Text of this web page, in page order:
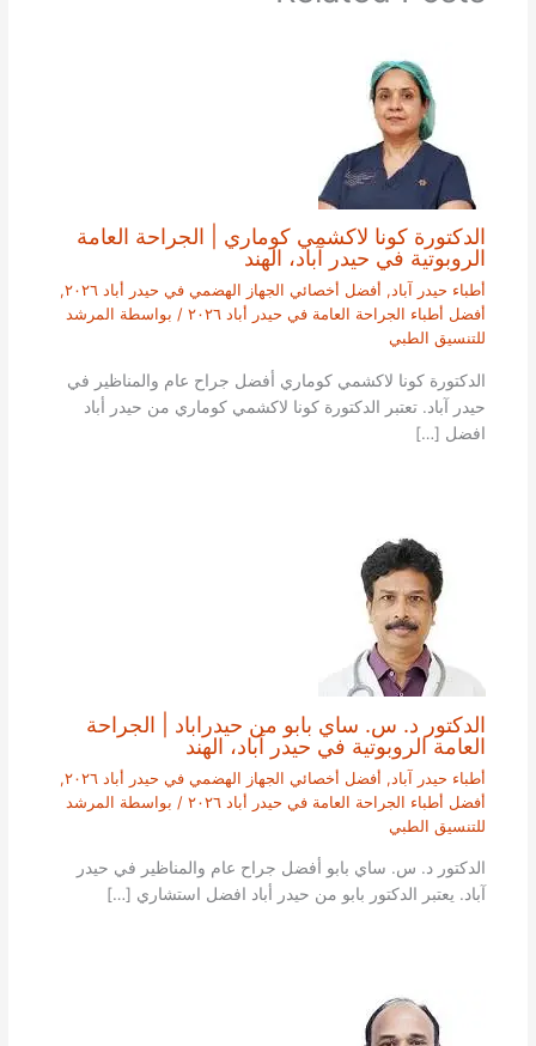
الدكتورة كونا لاكشمي كوماري | الجراحة العامة
الروبوتية في حيدر آباد، الهند
أطباء حيدر آباد, أفضل أخصائي الجهاز الهضمي في حيدر أباد ٢٠٢٦
,
أفضل أطباء الجراحة العامة في حيدر أباد ٢٠٢٦
/ بواسطة المرشد
للتنسيق الطبي
الدكتورة كونا لاكشمي كوماري أفضل جراح عام والمناظير في
حيدر آباد. تعتبر الدكتورة كونا لاكشمي كوماري من حيدر أباد
افضل […]
الدكتور د. س. ساي بابو من حيدراباد | الجراحة
العامة الروبوتية في حيدر آباد، الهند
أطباء حيدر آباد , أفضل أخصائي الجهاز الهضمي في حيدر أباد ٢٠٢٦
,
أفضل أطباء الجراحة العامة في حيدر أباد ٢٠٢٦
/ بواسطة المرشد
للتنسيق الطبي
الدكتور د. س. ساي بابو أفضل جراح عام والمناظير في حيدر
آباد. يعتبر الدكتور بابو من حيدر أباد افضل استشاري […]